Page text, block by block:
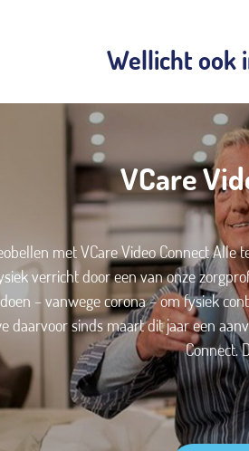
Wellicht ook
VCare
met VCare Video Connect Alle
verricht door een van onze
– vanwege corona – om fysiek
daarvoor sinds maart dit jaar een
Connect.